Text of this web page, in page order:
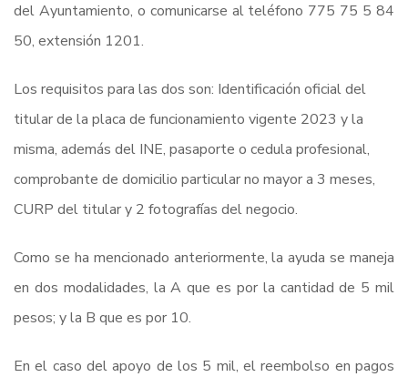
del Ayuntamiento, o comunicarse al teléfono 775 75 5 84
50, extensión 1201.
Los requisitos para las dos son: Identificación oficial del
titular de la placa de funcionamiento vigente 2023 y la
misma, además del INE, pasaporte o cedula profesional,
comprobante de domicilio particular no mayor a 3 meses,
CURP del titular y 2 fotografías del negocio.
Como se ha mencionado anteriormente, la ayuda se maneja
en dos modalidades, la A que es por la cantidad de 5 mil
pesos; y la B que es por 10.
En el caso del apoyo de los 5 mil, el reembolso en pagos